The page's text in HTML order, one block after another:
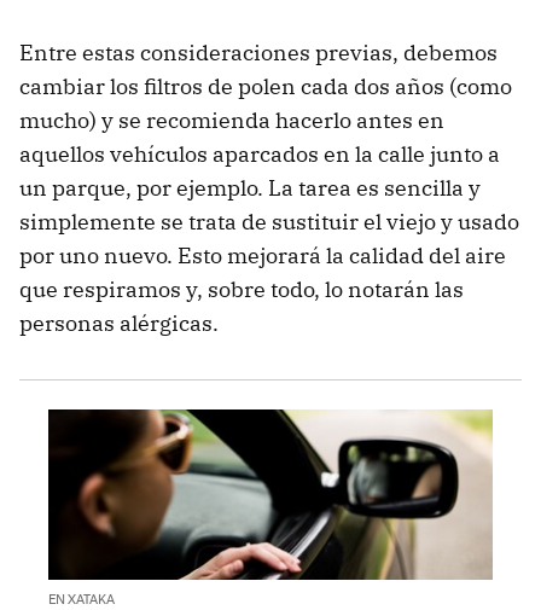
Entre estas consideraciones previas, debemos
cambiar los filtros de polen cada dos años (como
mucho) y se recomienda hacerlo antes en
aquellos vehículos aparcados en la calle junto a
un parque, por ejemplo. La tarea es sencilla y
simplemente se trata de sustituir el viejo y usado
por uno nuevo. Esto mejorará la calidad del aire
que respiramos y, sobre todo, lo notarán las
personas alérgicas.
EN XATAKA